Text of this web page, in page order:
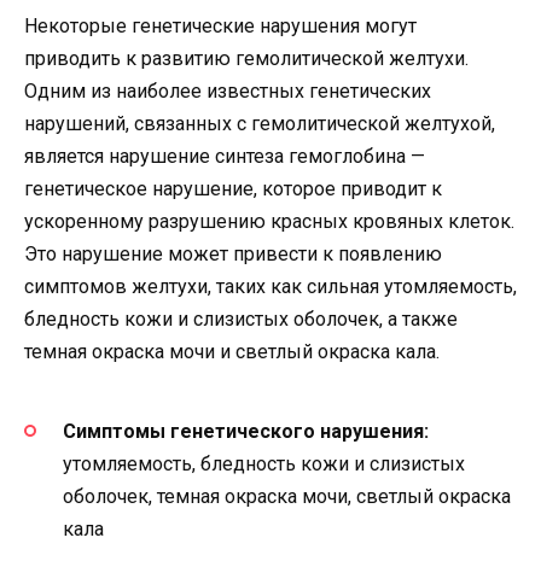
Некоторые генетические нарушения могут
приводить к развитию гемолитической желтухи.
Одним из наиболее известных генетических
нарушений, связанных с гемолитической желтухой,
является нарушение синтеза гемоглобина —
генетическое нарушение, которое приводит к
ускоренному разрушению красных кровяных клеток.
Это нарушение может привести к появлению
симптомов желтухи, таких как сильная утомляемость,
бледность кожи и слизистых оболочек, а также
темная окраска мочи и светлый окраска кала.
Симптомы генетического нарушения:
утомляемость, бледность кожи и слизистых
оболочек, темная окраска мочи, светлый окраска
кала